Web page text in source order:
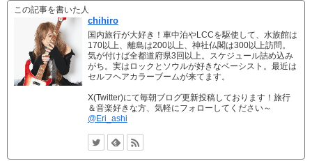
この記事を書いた人
chihiro
国内旅行が大好き！車中泊やLCCを駆使して、水族館は
170以上、離島は200以上、神社仏閣は300以上訪問。
気が付けば全都道府県3回以上。スケジュール詰め込み
がち。実はロックとソウルが好きなベーシスト。最近は
セルフヘアカラーブームが来てます。
X(Twitter)にて毎朝ブログ更新投稿しております！旅行
＆音楽好きな方、気軽にフォローしてください～
@Eri_ashi